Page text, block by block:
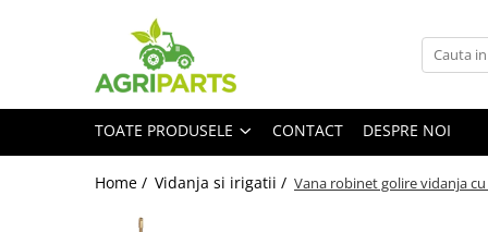
Toate Produsele
TOATE PRODUSELE CONTACT DESPRE NOI
Home / Vidanja si irigatii / Vana robinet golire vidanja